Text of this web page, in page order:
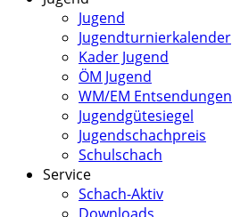
Jugend
Jugendturnierkalender
Kader Jugend
ÖM Jugend
WM/EM Entsendungen
Jugendgütesiegel
Jugendschachpreis
Schulschach
Service
Schach-Aktiv